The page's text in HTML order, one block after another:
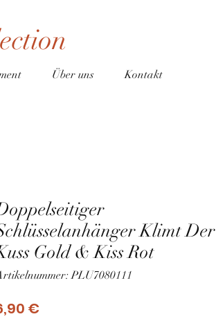
Über uns Kontakt
Klimt Der
Gold & Kiss Rot
PLU7080111
€